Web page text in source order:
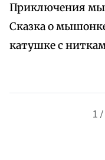
Приключения
Сказка о
катушке с
1